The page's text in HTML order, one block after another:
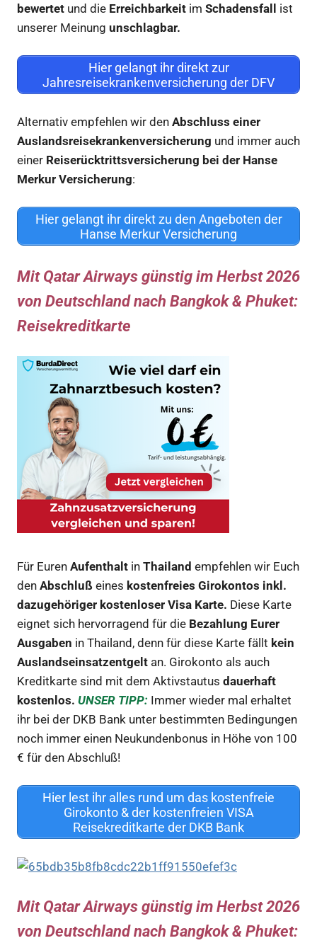
bewertet und die Erreichbarkeit im Schadensfall ist
unserer Meinung unschlagbar.
Hier gelangt ihr direkt zur
Jahresreisekrankenversicherung der DFV
Alternativ empfehlen wir den Abschluss einer
Auslandsreisekrankenversicherung und immer auch
einer Reiserücktrittsversicherung bei der Hanse
Merkur Versicherung:
Hier gelangt ihr direkt zu den Angeboten der
Hanse Merkur Versicherung
Mit Qatar Airways günstig im Herbst 2026
von Deutschland nach Bangkok & Phuket:
Reisekreditkarte
Für Euren Aufenthalt in Thailand empfehlen wir Euch
den Abschluß eines kostenfreies Girokontos inkl.
dazugehöriger kostenloser Visa Karte. Diese Karte
eignet sich hervorragend für die Bezahlung Eurer
Ausgaben in Thailand, denn für diese Karte fällt kein
Auslandseinsatzentgelt an. Girokonto als auch
Kreditkarte sind mit dem Aktivstautus dauerhaft
kostenlos. UNSER TIPP: Immer wieder mal erhaltet
ihr bei der DKB Bank unter bestimmten Bedingungen
noch immer einen Neukundenbonus in Höhe von 100
€ für den Abschluß!
Hier lest ihr alles rund um das kostenfreie
Girokonto & der kostenfreien VISA
Reisekreditkarte der DKB Bank
Mit Qatar Airways günstig im Herbst 2026
von Deutschland nach Bangkok & Phuket: